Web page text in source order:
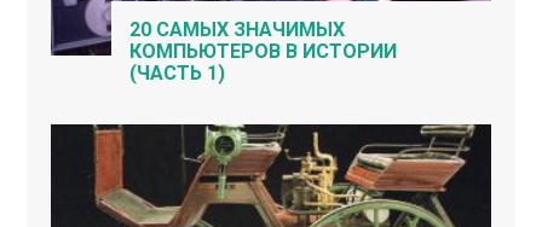
20 САМЫХ ЗНАЧИМЫХ
КОМПЬЮТЕРОВ В ИСТОРИИ
(ЧАСТЬ 1)